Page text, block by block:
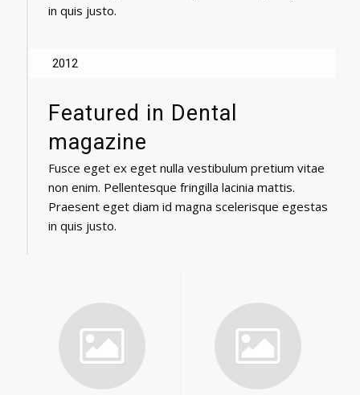
in quis justo.
2012
Featured in Dental
magazine
Fusce eget ex eget nulla vestibulum pretium vitae
non enim. Pellentesque fringilla lacinia mattis.
Praesent eget diam id magna scelerisque egestas
in quis justo.